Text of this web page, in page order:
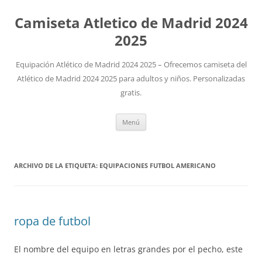
Camiseta Atletico de Madrid 2024
2025
Equipación Atlético de Madrid 2024 2025 – Ofrecemos camiseta del
Atlético de Madrid 2024 2025 para adultos y niños. Personalizadas
gratis.
Menú
ARCHIVO DE LA ETIQUETA: EQUIPACIONES FUTBOL AMERICANO
ropa de futbol
El nombre del equipo en letras grandes por el pecho, este